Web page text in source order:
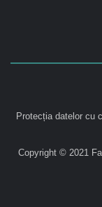
Protecția datelor cu
Copyright © 2021